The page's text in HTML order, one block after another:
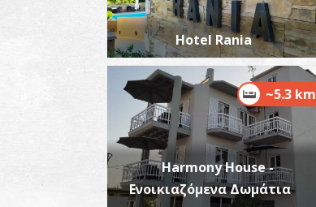
Hotel Rania
~5.3 km
Harmony House -
Ενοικιαζόμενα Δωμάτια